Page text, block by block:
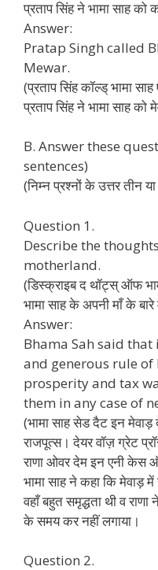
प्रताप सिंह ने भामा साह को
Answer:
Pratap Singh called
Mewar.
(प्रताप सिंह कॉल्ड् भामा
प्रताप सिंह ने भामा साह को
B. Answer these
sentences)
(निम्न प्रश्नों के उत्तर तीन
Question 1.
Describe the
motherland.
(डिस्क्राइब द थॉट्स् ऑफ
भामा साह के अपनी माँ के बारे
Answer:
Bhama Sah said
and generous rule of
prosperity and tax
them in any case of
(भामा साह सेड दैट इन
राजपूत्स। देयर वॉज़ ग्रेट
राणा ओवर देम इन एनी केस
भामा साह ने कहा कि मेवाड़
वहाँ बहुत समृद्धता थी व
के समय कर नहीं लगाया।
Question 2.